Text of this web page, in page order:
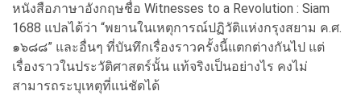
หนังสือภาษาอังกฤษชื่อ Witnesses to a Revolution : Siam
1688 แปลได้ว่า “พยานในเหตุการณ์ปฏิวัติแห่งกรุงสยาม ค.ศ.
๑๖๘๘” และอื่นๆ ที่บันทึกเรื่องราวครั้งนี้แตกต่างกันไป แต่
เรื่องราวในประวัติศาสตร์นั้น แท้จริงเป็นอย่างไร คงไม่
สามารถระบุเหตุที่แน่ชัดได้